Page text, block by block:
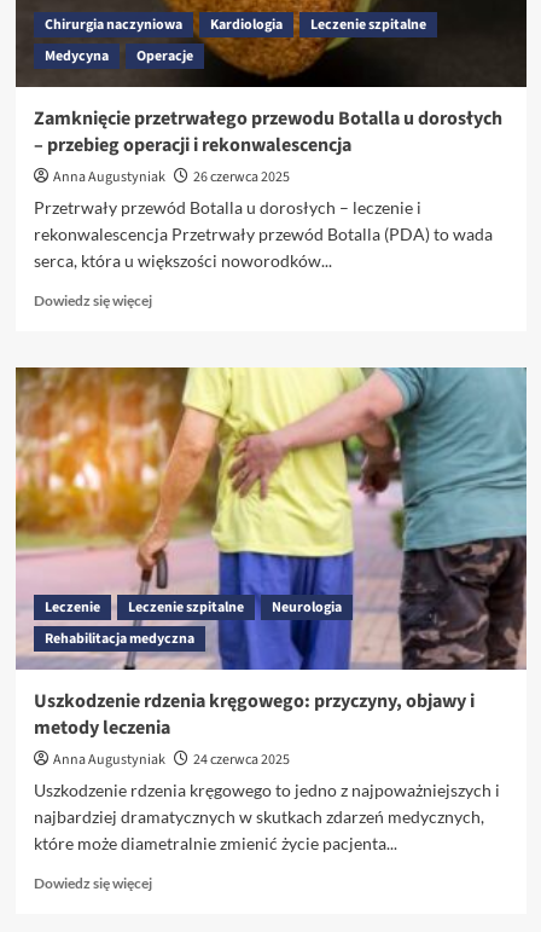
Chirurgia naczyniowa Kardiologia
Leczenie szpitalne
Medycyna
Operacje
Zamknięcie przetrwałego przewodu Botalla u dorosłych
– przebieg operacji i rekonwalescencja
Anna Augustyniak
26 czerwca 2025
Przetrwały przewód Botalla u dorosłych – leczenie i
rekonwalescencja Przetrwały przewód Botalla (PDA) to wada
serca, która u większości noworodków...
Dowiedz się więcejDowiedz
o
Zamknięcie
przetrwałego
przewodu
Botalla
u
dorosłych
–
przebieg
operacji
i
rekonwalescencja
Leczenie Leczenie szpitalne
Neurologia
Rehabilitacja medyczna
Uszkodzenie rdzenia kręgowego: przyczyny, objawy i
metody leczenia
Anna Augustyniak
24 czerwca 2025
Uszkodzenie rdzenia kręgowego to jedno z najpoważniejszych i
najbardziej dramatycznych w skutkach zdarzeń medycznych,
które może diametralnie zmienić życie pacjenta...
Dowiedz się więcejDowiedz